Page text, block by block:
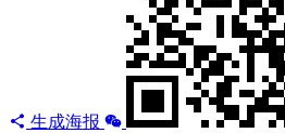
生成海报